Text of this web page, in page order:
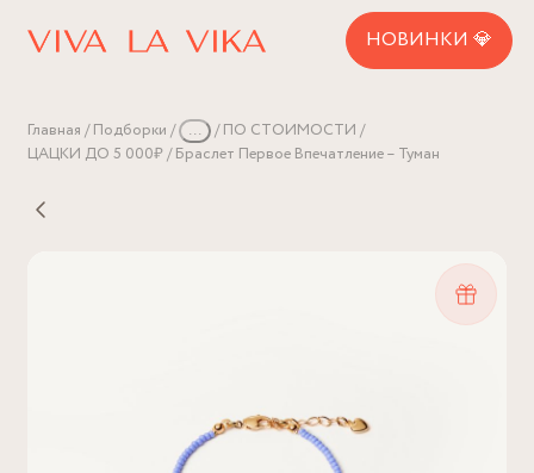
НОВИНКИ 💎
Главная Подборки ...
ПО СТОИМОСТИ
ЦАЦКИ ДО 5 000₽ Браслет Первое Впечатление – Туман